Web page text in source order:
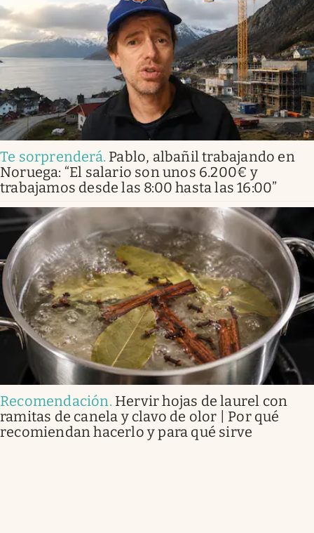
Te sorprenderá. Pablo, albañil trabajando en
Noruega: “El salario son unos 6.200€ y
trabajamos desde las 8:00 hasta las 16:00”
Recomendación. Hervir hojas de laurel con
ramitas de canela y clavo de olor | Por qué
recomiendan hacerlo y para qué sirve